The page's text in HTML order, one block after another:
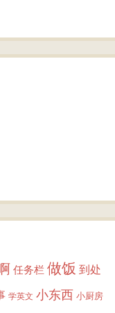
任务栏 做饭 到处
学英文 小东西 小厨房